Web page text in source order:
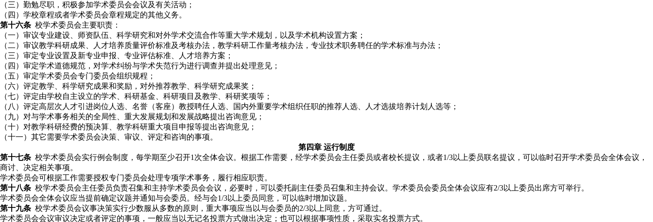
（三）勤勉尽职，积极参加学术委员会会议及有关活动；
（四）学校章程或者学术委员会章程规定的其他义务。
第十六条 校学术委员会主要职责：
（一）审议专业建设、师资队伍、科学研究和对外学术交流合作等重大学术规划，以及学术机构设置方案；
（二）审议教学科研成果、人才培养质量评价标准及考核办法，教学科研工作量考核办法，专业技术职务聘任的学术标准与办法；
（三）审定专业设置及新专业申报、专业评估标准、人才培养方案；
（四）审定学术道德规范，对学术纠纷与学术失范行为进行调查并提出处理意见；
（五）审定学术委员会专门委员会组织规程；
（六）评定教学、科学研究成果和奖励，对外推荐教学、科学研究成果奖；
（七）评定由学校自主设立的学术、科研基金、科研项目及教学、科研奖项等；
（八）评定高层次人才引进岗位人选、名誉（客座）教授聘任人选、国内外重要学术组织任职的推荐人选、人才选拔培养计划人选等；
（九）对与学术事务相关的全局性、重大发展规划和发展战略提出咨询意见；
（十）对教学科研经费的预决算、教学科研重大项目申报等提出咨询意见；
（十一）其它需要学术委员会决策、审议、评定和咨询的事项。
第四章 运行制度
第十七条 校学术委员会实行例会制度，每学期至少召开1次全体会议。根据工作需要，经学术委员会主任委员或者校长提议，或者1/3以上委员联名提议，可以临时召开学术委员会全体会议，
商讨、决定相关事项。
学术委员会可根据工作需要授权专门委员会处理专项学术事务，履行相应职责。
第十八条 校学术委员会主任委员负责召集和主持学术委员会会议，必要时，可以委托副主任委员召集和主持会议。学术委员会委员全体会议应有2/3以上委员出席方可举行。
学术委员会全体会议应当提前确定议题并通知与会委员。经与会1/3以上委员同意，可以临时增加议题。
第十九条 校学术委员会议事决策实行少数服从多数的原则，重大事项应当以与会委员的2/3以上同意，方可通过。
学术委员会会议审议决定或者评定的事项，一般应当以无记名投票方式做出决定；也可以根据事项性质，采取实名投票方式。